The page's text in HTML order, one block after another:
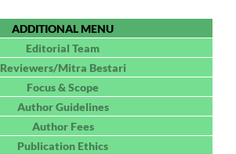
ADDITIONAL MENU
Editorial Team
Reviewers/Mitra Bestari
Focus & Scope
Author Guidelines
Author Fees
Publication Ethics